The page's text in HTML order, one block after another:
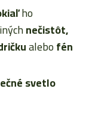
ho
nečistôt,
alebofén
svetlo